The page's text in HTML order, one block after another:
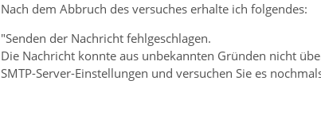
Nach dem Abbruch des versuches erhalte ich folgendes:
"Senden der Nachricht fehlgeschlagen.
Die Nachricht konnte aus unbekannten Gründen nicht
SMTP-Server-Einstellungen und versuchen Sie es